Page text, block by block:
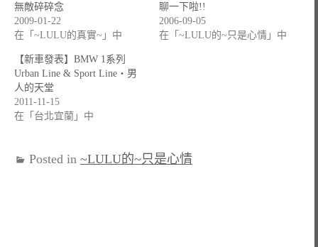
無敵碎碎念
2009-01-22
在「~LULU的真實~」中
聊一下啦!!
2006-09-05
在「~LULU的~只是心情」中
【新車發表】BMW 1系列
Urban Line & Sport Line‧男
人的天堂
2011-11-15
在「台北宜蘭」中
Posted in ~LULU的~只是心情